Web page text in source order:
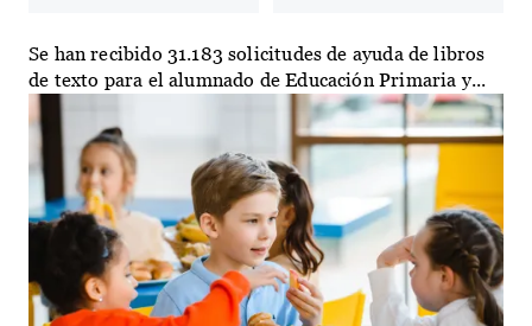
Se han recibido 31.183 solicitudes de ayuda de libros
de texto para el alumnado de Educación Primaria y...